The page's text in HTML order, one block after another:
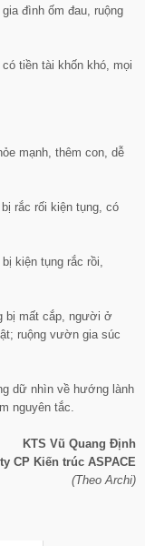
đình ốm đau, ruộng
tiền tài khốn khó, mọi
mạnh, thêm con, dễ
rắc rối kiện tụng, có
kiện tụng rắc rồi,
bị mất cắp, người ở
ruộng vườn gia súc
dữ nhìn về hướng lành
nguyên tắc.
KTS Vũ Quang Định
CP Kiến trúc ASPACE
(Theo Archi)